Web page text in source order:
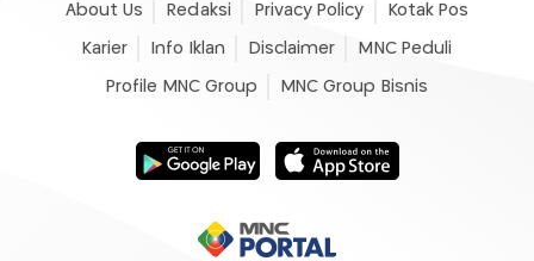
About Us Redaksi Privacy Policy Kotak Pos
Karier Info Iklan Disclaimer MNC Peduli
Profile MNC Group MNC Group Bisnis